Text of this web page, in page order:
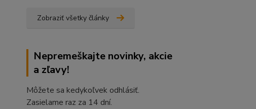
Zobraziť všetky články
Nepremeškajte novinky, akcie
a zľavy!
Môžete sa kedykoľvek odhlásiť.
Zasielame raz za 14 dní.